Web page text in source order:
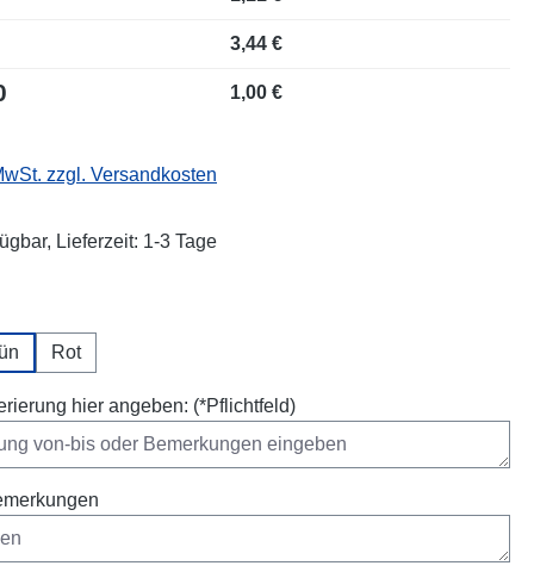
3,44 €
1,00 €
zzgl. Versandkosten
Lieferzeit: 1-3 Tage
Rot
hier angeben: (*Pflichtfeld)